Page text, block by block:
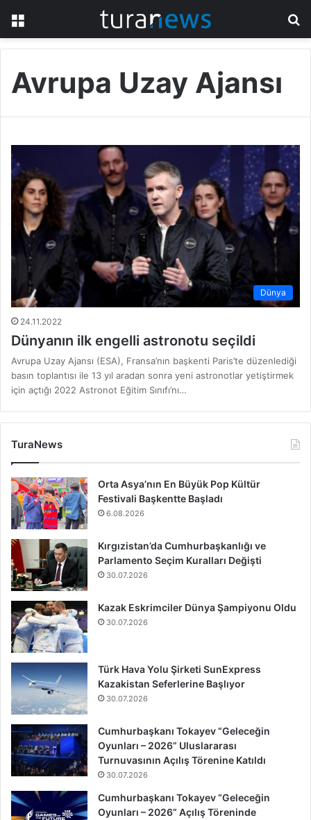
Avrupa Uzay Ajansı
Dünya
24.11.2022
Dünyanın ilk engelli astronotu seçildi
Avrupa Uzay Ajansı (ESA), Fransa’nın başkenti Paris’te düzenlediği
basın toplantısı ile 13 yıl aradan sonra yeni astronotlar yetiştirmek
için açtığı 2022 Astronot Eğitim Sınıfı’nı…
TuraNews
Orta Asya’nın En Büyük Pop Kültür
Festivali Başkentte Başladı
6.08.2026
Kırgızistan’da Cumhurbaşkanlığı ve
Parlamento Seçim Kuralları Değişti
30.07.2026
Kazak Eskrimciler Dünya Şampiyonu Oldu
30.07.2026
Türk Hava Yolu Şirketi SunExpress
Kazakistan Seferlerine Başlıyor
30.07.2026
Cumhurbaşkanı Tokayev “Geleceğin
Oyunları – 2026” Uluslararası
Turnuvasının Açılış Törenine Katıldı
30.07.2026
Cumhurbaşkanı Tokayev “Geleceğin
Oyunları – 2026” Açılış Töreninde